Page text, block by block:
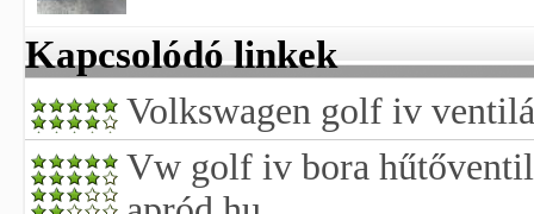
Kapcsolódó linkek
Volkswagen golf iv
Vw golf iv bora